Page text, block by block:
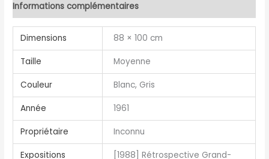
Informations complémentaires
Dimensions 88 × 100 cm
Taille Moyenne
Couleur Blanc, Gris
Année 1961
Propriétaire Inconnu
Expositions
[1988] Rétrospective Grand-